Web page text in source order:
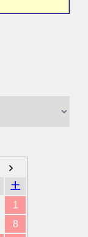
土
1
8